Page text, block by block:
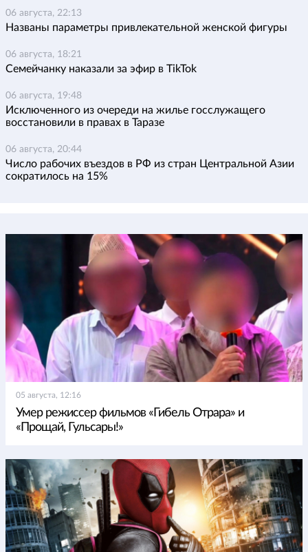
06 августа, 22:13
Названы параметры привлекательной женской фигуры
06 августа, 18:21
Семейчанку наказали за эфир в TikTok
06 августа, 19:48
Исключенного из очереди на жилье госслужащего
восстановили в правах в Таразе
06 августа, 20:44
Число рабочих въездов в РФ из стран Центральной Азии
сократилось на 15%
05 августа, 12:16
Умер режиссер фильмов «Гибель Отрара» и
«Прощай, Гульсары!»